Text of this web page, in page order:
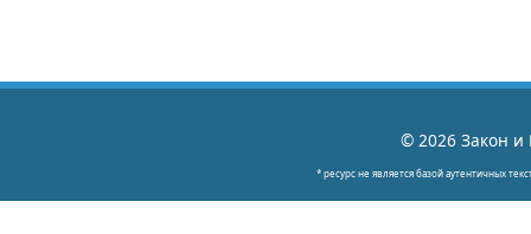
© 2026 Закон и
* ресурс не является базой аутентичных